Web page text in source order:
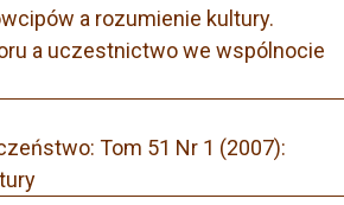
a rozumienie kultury.
a uczestnictwo we wspólnocie
Tom 51 Nr 1 (2007):